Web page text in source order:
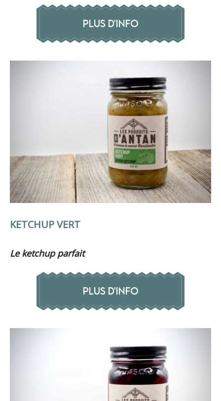
PLUS D'INFO
KETCHUP VERT
Le ketchup parfait
PLUS D'INFO